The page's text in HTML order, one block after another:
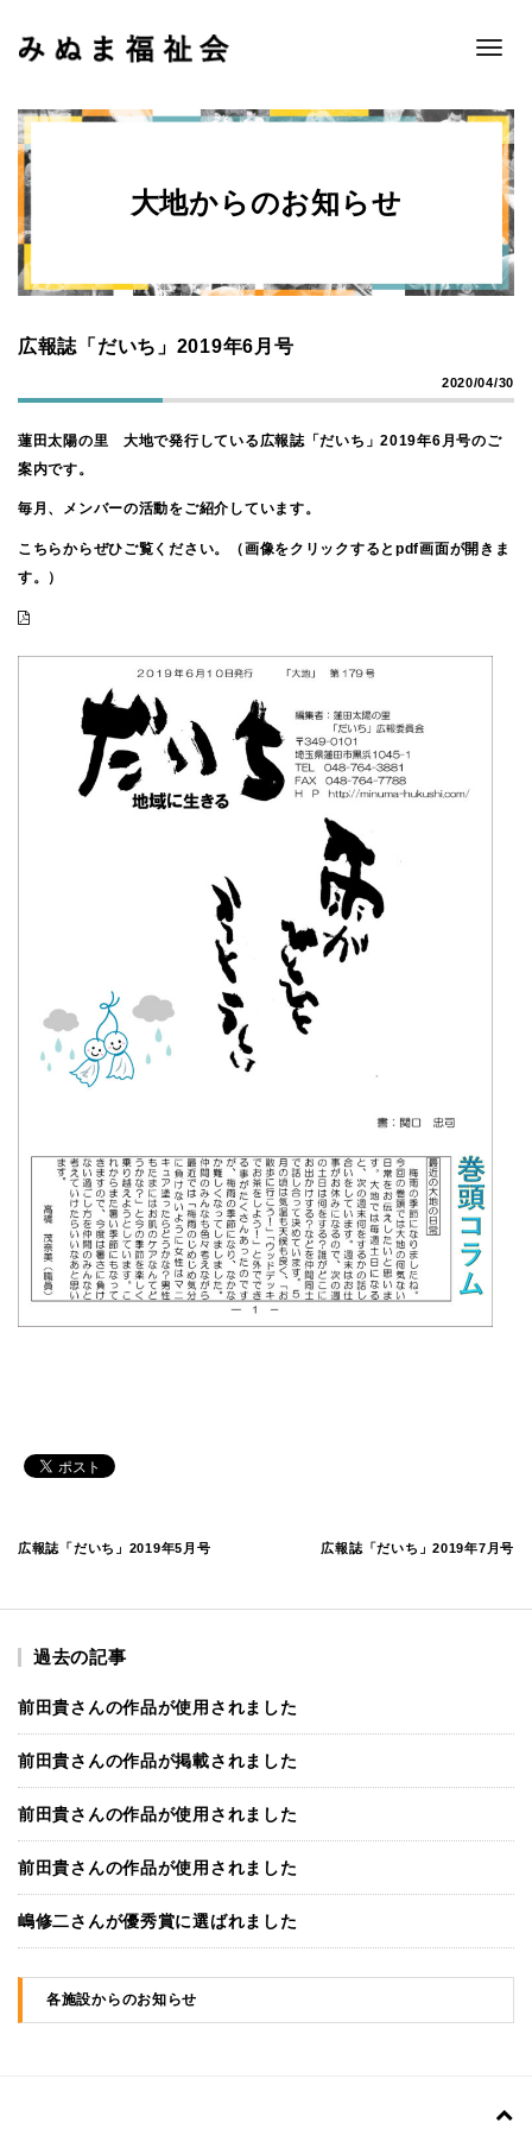
Toggle
大地からのお知らせ
広報誌「だいち」2019年6月号
2020/04/30
蓮田太陽の里 大地で発行している広報誌「だいち」2019年6月号のご
案内です。
毎月、メンバーの活動をご紹介しています。
こちらからぜひご覧ください。（画像をクリックするとpdf画面が開きま
す。）
広報誌「だいち」2019年5月号 広報誌「だいち」2019年7月号
過去の記事
前田貴さんの作品が使用されました
前田貴さんの作品が掲載されました
前田貴さんの作品が使用されました
前田貴さんの作品が使用されました
嶋修二さんが優秀賞に選ばれました
各施設からのお知らせ